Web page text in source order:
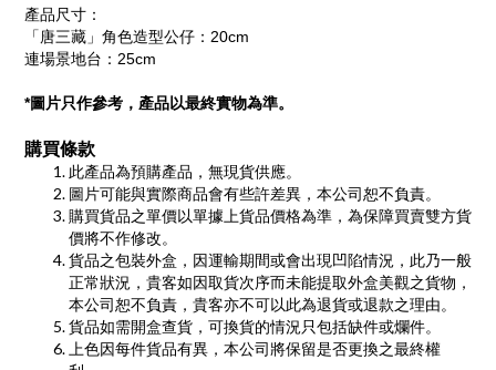
產品尺寸：
「唐三藏」角色造型公仔：20cm
連場景地台： 25cm
*圖片只作參考，產品以最終實物為準。
購買條款
此產品為預購產品，無現貨供應。
圖片可能與實際商品會有些許差異，本公司恕不負責。
購買貨品之單價以單據上貨品價格為準，為保障買賣雙方貨
價將不作修改。
貨品之包裝外盒，因運輸期間或會出現凹陷情況，此乃一般
正常狀況，貴客如因取貨次序而未能提取外盒美觀之貨物，
本公司恕不負責，貴客亦不可以此為退貨或退款之理由。
貨品如需開盒查貨，可換貨的情況只包括缺件或爛件。
上色因每件貨品有異，本公司將保留是否更換之最終權